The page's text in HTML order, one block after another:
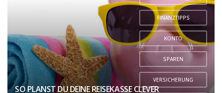
,
FINANZTIPPS
,
KONTO
,
SPAREN
VERSICHERUNG
,
SO PLANST DU DEINE REISEKASSE CLEVER